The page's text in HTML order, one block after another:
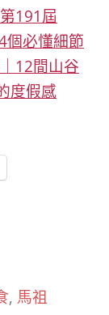
191屆
必懂細節
12間山谷
度假感
, 馬祖